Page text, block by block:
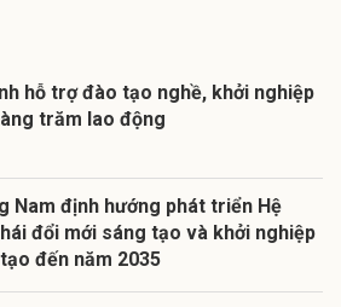
hỗ trợ đào tạo nghề, khởi nghiệp
trăm lao động
Nam định hướng phát triển Hệ
đổi mới sáng tạo và khởi nghiệp
đến năm 2035